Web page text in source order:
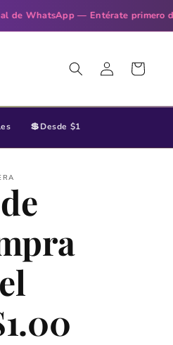
— Entérate primero de
Iniciar
sesión
Carrito
💲Desde $1